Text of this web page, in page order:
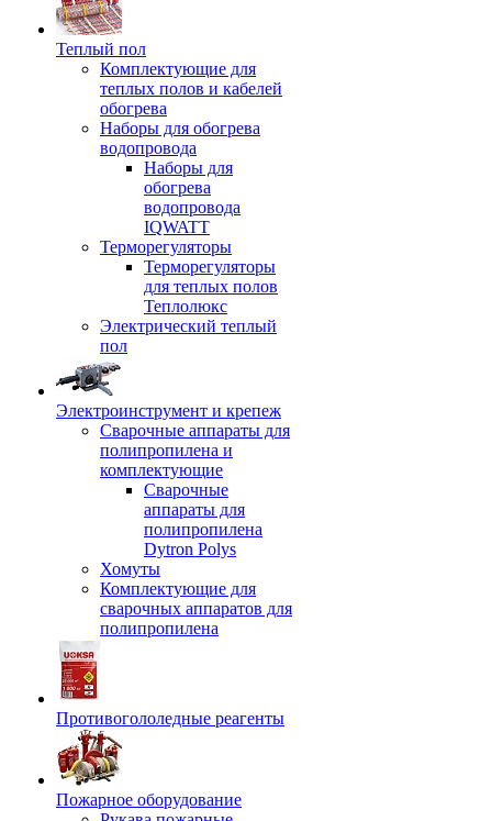
Теплый пол
Комплектующие для
теплых полов и кабелей
обогрева
Наборы для обогрева
водопровода
Наборы для
обогрева
водопровода
IQWATT
Терморегуляторы
Терморегуляторы
для теплых полов
Теплолюкс
Электрический теплый
пол
Электроинструмент и крепеж
Сварочные аппараты для
полипропилена и
комплектующие
Сварочные
аппараты для
полипропилена
Dytron Polys
Хомуты
Комплектующие для
сварочных аппаратов для
полипропилена
Противогололедные реагенты
Пожарное оборудование